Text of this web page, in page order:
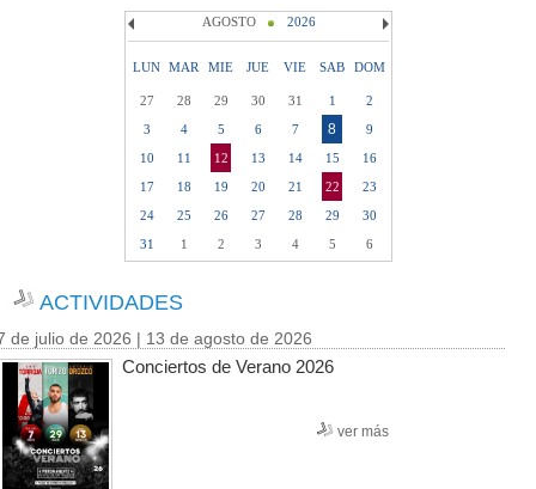
AGOSTO 2026
LUN MAR MIE JUE VIE SAB DOM
27 28 29 30 31 1
2
3
4 5 6 7 8
9
10
11 12 13 14 15
16
17
18 19 20 21 22
23
24
25 26 27 28 29
30
31
1 2 3 4 5 6
ACTIVIDADES
de julio de 2026 | 13 de agosto de 2026
Conciertos de Verano 2026
ver más